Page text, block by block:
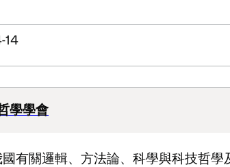
14
學學會
有關邏輯、方法論、科學與科技哲